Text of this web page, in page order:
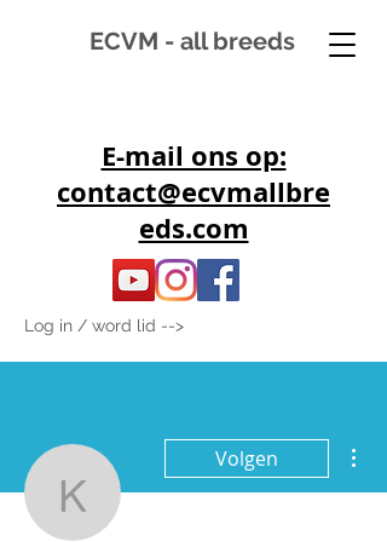
ECVM - all breeds
E-mail ons op:
contact@ecvmallbre
eds.com
Log in / word lid -->
kiandre
Volgen